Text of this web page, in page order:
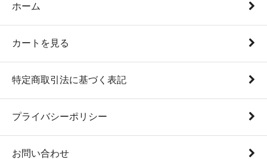
ホーム
カートを見る
特定商取引法に基づく表記
プライバシーポリシー
お問い合わせ